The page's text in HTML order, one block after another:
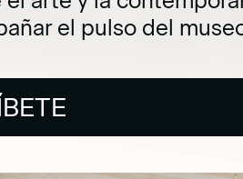
el pulso del